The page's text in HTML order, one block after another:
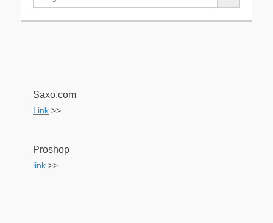
Saxo.com
Link >>
Proshop
link >>